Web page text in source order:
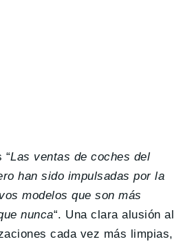
“Las ventas de coches del
han sido impulsadas por la
modelos que son más
nunca“. Una clara alusión al
cada vez más limpias,